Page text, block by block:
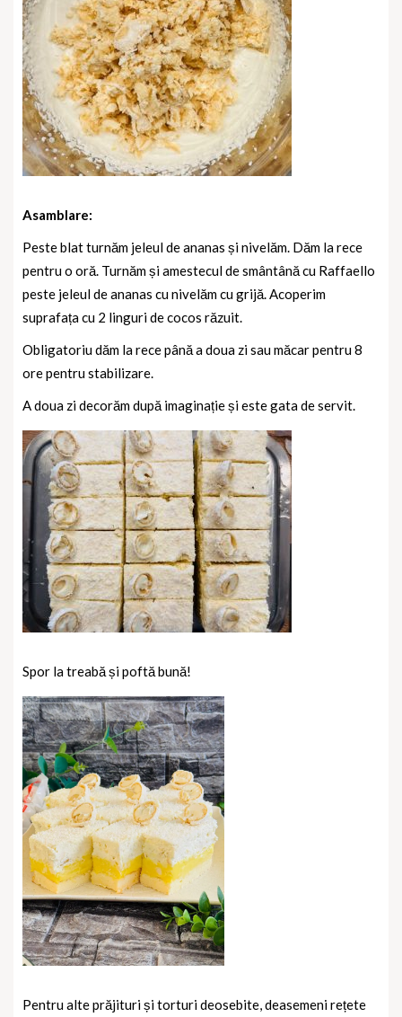
Asamblare:
Peste blat turnăm jeleul de ananas și nivelăm. Dăm la rece
pentru o oră. Turnăm și amestecul de smântână cu Raffaello
peste jeleul de ananas cu nivelăm cu grijă. Acoperim
suprafața cu 2 linguri de cocos răzuit.
Obligatoriu dăm la rece până a doua zi sau măcar pentru 8
ore pentru stabilizare.
A doua zi decorăm după imaginație și este gata de servit.
Spor la treabă și poftă bună!
Pentru alte prăjituri și torturi deosebite, deasemeni rețete